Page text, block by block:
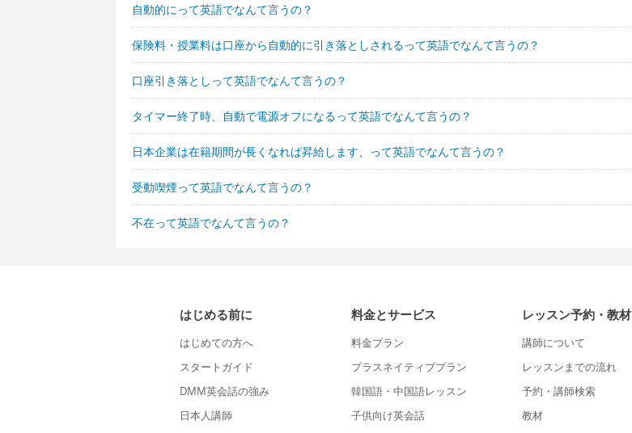
自動的にって英語でなんて言うの？
保険料・授業料は口座から自動的に引き落としされるって英語でなんて言うの？
口座引き落としって英語でなんて言うの？
タイマー終了時、自動で電源オフになるって英語でなんて言うの？
日本企業は在籍期間が長くなれば昇給します、って英語でなんて言うの？
受動喫煙って英語でなんて言うの？
不在って英語でなんて言うの？
はじめる前に
はじめての方へ
スタートガイド
DMM英会話の強み
日本人講師
料金とサービス
料金プラン
プラスネイティブプラン
韓国語・中国語レッスン
子供向け英会話
レッスン予約・教材
講師について
レッスンまでの流れ
予約・講師検索
教材